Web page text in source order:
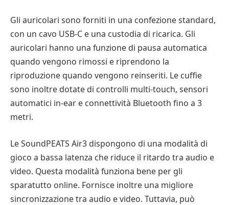
Gli auricolari sono forniti in una confezione standard,
con un cavo USB-C e una custodia di ricarica. Gli
auricolari hanno una funzione di pausa automatica
quando vengono rimossi e riprendono la
riproduzione quando vengono reinseriti. Le cuffie
sono inoltre dotate di controlli multi-touch, sensori
automatici in-ear e connettività Bluetooth fino a 3
metri.
Le SoundPEATS Air3 dispongono di una modalità di
gioco a bassa latenza che riduce il ritardo tra audio e
video. Questa modalità funziona bene per gli
sparatutto online. Fornisce inoltre una migliore
sincronizzazione tra audio e video. Tuttavia, può